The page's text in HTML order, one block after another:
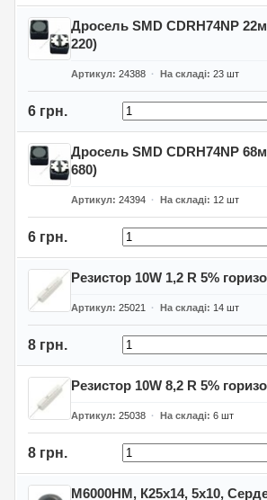
Дросель SMD CDRH74NP
220)
Артикул 24388 На складі 23 шт
6 грн.
Дросель SMD CDRH74NP
680)
Артикул 24394 На складі 12 шт
6 грн.
Резистор 10W 1,2 R 5%
Артикул 25021 На складі 14 шт
8 грн.
Резистор 10W 8,2 R 5%
Артикул 25038 На складі 6 шт
8 грн.
М6000НМ, К25х14, 5х10,